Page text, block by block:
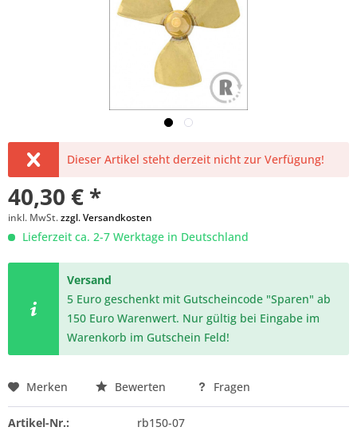
Dieser Artikel steht derzeit nicht zur Verfügung!
40,30 € *
inkl. MwSt.zzgl. Versandkosten
Lieferzeit ca. 2-7 Werktage in Deutschland
Versand
5 Euro geschenkt mit Gutscheincode "Sparen" ab
150 Euro Warenwert. Nur gültig bei Eingabe im
Warenkorb im Gutschein Feld!
Merken Bewerten Fragen
Artikel-Nr.:
rb150-07